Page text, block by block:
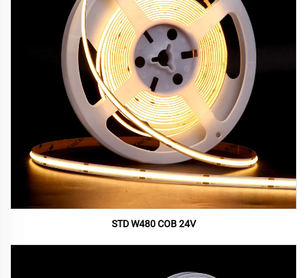
STD W480 COB 24V